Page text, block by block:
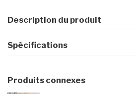
Description du produit
Spécifications
Produits connexes